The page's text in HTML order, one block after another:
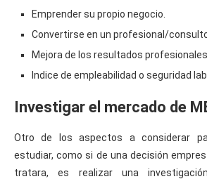
Emprender su propio negocio.
Convertirse en un profesional/
Mejora de los resultados profesionales.
Indice de empleabilidad o seguridad
Investigar el mercado de
Otro de los aspectos a considerar
estudiar, como si de una decisión
tratara, es realizar una